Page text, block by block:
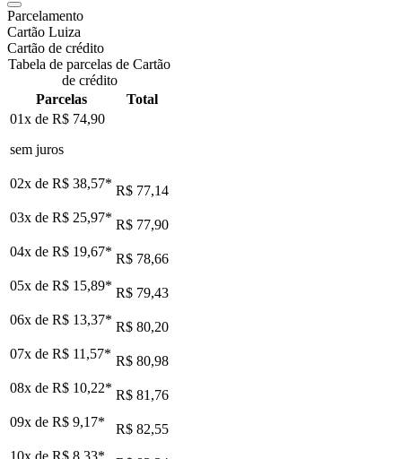
Parcelamento
Cartão Luiza
Cartão de crédito
Tabela de parcelas de Cartão
de crédito
Parcelas
Total
01x de R$ 74,90
sem juros
02x de R$ 38,57* R$ 77,14
03x de R$ 25,97* R$ 77,90
04x de R$ 19,67* R$ 78,66
05x de R$ 15,89* R$ 79,43
06x de R$ 13,37* R$ 80,20
07x de R$ 11,57* R$ 80,98
08x de R$ 10,22* R$ 81,76
09x de R$ 9,17*
R$ 82,55